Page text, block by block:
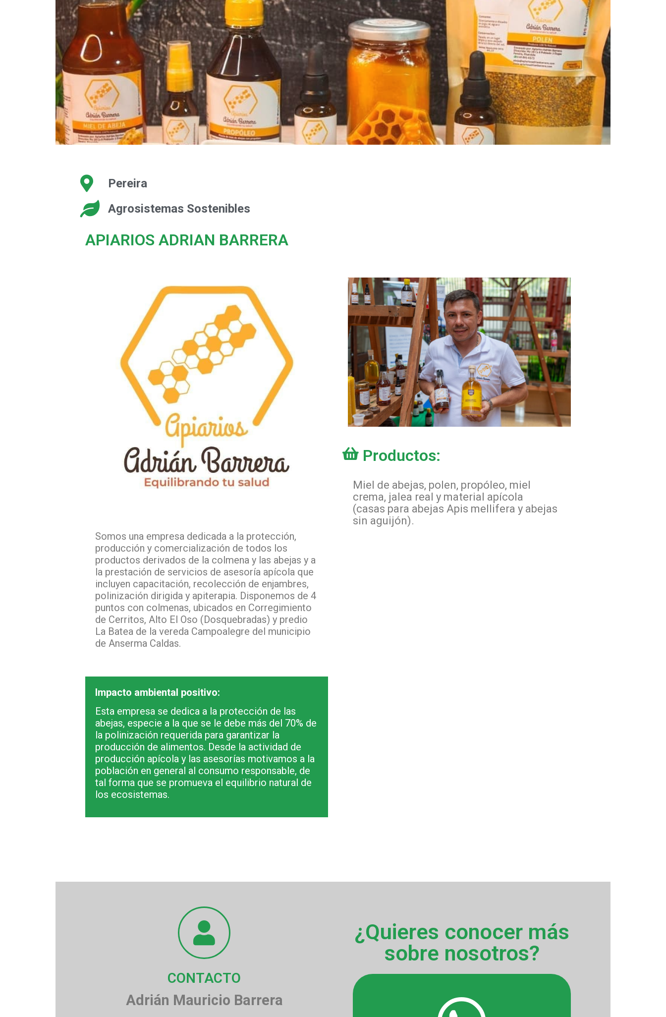
Pereira
Agrosistemas Sostenibles
APIARIOS ADRIAN BARRERA
Somos una empresa dedicada a la protección,
producción y comercialización de todos los
productos derivados de la colmena y las abejas y a
la prestación de servicios de asesoría apícola que
incluyen capacitación, recolección de enjambres,
polinización dirigida y apiterapia. Disponemos de 4
puntos con colmenas, ubicados en Corregimiento
de Cerritos, Alto El Oso (Dosquebradas) y predio
La Batea de la vereda Campoalegre del municipio
de Anserma Caldas.
Impacto ambiental positivo:
Esta empresa se dedica a la protección de las
abejas, especie a la que se le debe más del 70% de
la polinización requerida para garantizar la
producción de alimentos. Desde la actividad de
producción apícola y las asesorías motivamos a la
población en general al consumo responsable, de
tal forma que se promueva el equilibrio natural de
los ecosistemas.
Productos:
Miel de abejas, polen, propóleo, miel
crema, jalea real y material apícola
(casas para abejas Apis mellifera y abejas
sin aguijón).
CONTACTO
Adrián Mauricio Barrera
¿Quieres conocer más
sobre nosotros?